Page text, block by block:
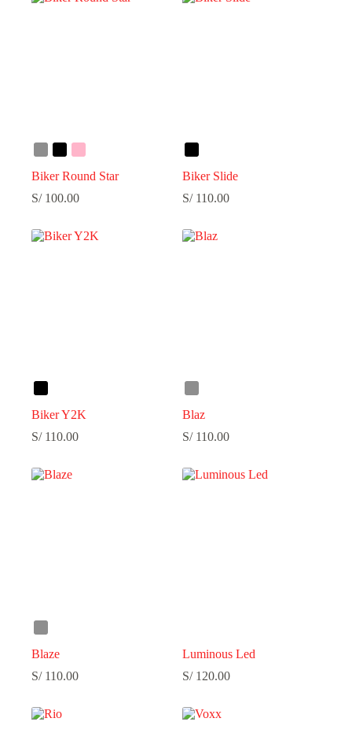
Biker Round Star
S/100.00
Biker Slide
S/110.00
Biker Y2K
S/110.00
Blaz
S/110.00
Blaze
S/110.00
Luminous Led
S/120.00